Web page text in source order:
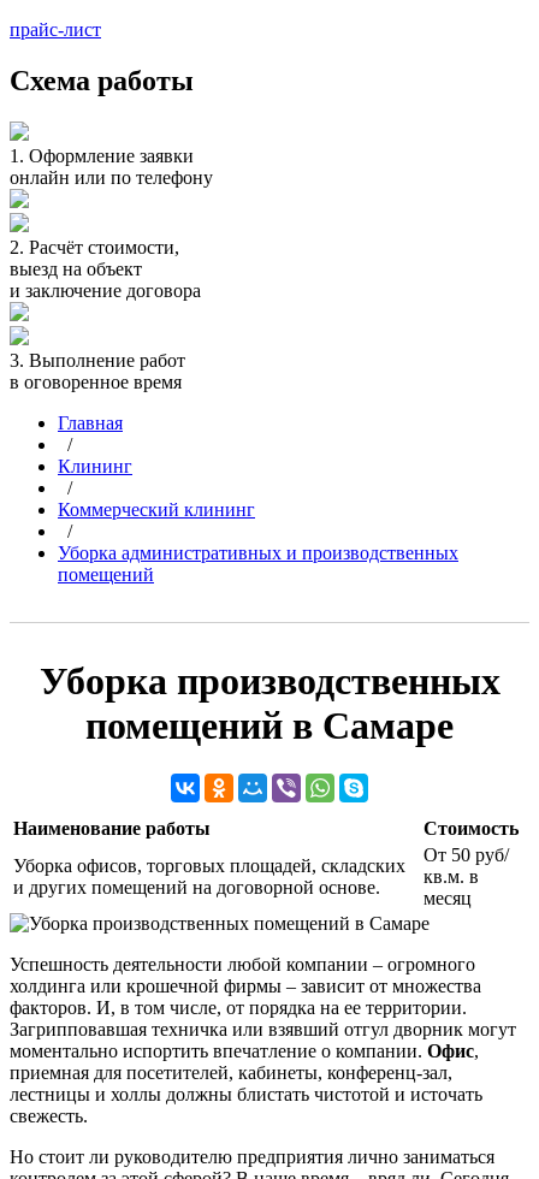
прайс-лист
Схема работы
1. Оформление заявки
онлайн или по телефону
2. Расчёт стоимости,
выезд на объект
и заключение договора
3. Выполнение работ
в оговоренное время
Главная
/
Клининг
/
Коммерческий клининг
/
Уборка административных и производственных
помещений
Уборка производственных
помещений в Самаре
Наименование работы
Стоимость
Уборка офисов, торговых площадей, складских
и других помещений на договорной основе.
От 50 руб/
кв.м. в
месяц
Успешность деятельности любой компании – огромного
холдинга или крошечной фирмы – зависит от множества
факторов. И, в том числе, от порядка на ее территории.
Загрипповавшая техничка или взявший отгул дворник могут
моментально испортить впечатление о компании. Офис,
приемная для посетителей, кабинеты, конференц-зал,
лестницы и холлы должны блистать чистотой и источать
свежесть.
Но стоит ли руководителю предприятия лично заниматься